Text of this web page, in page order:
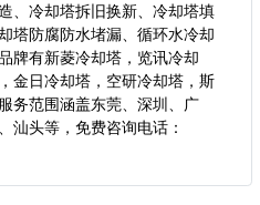
、冷却塔拆旧换新、冷却塔填
塔防腐防水堵漏、循环水冷却
牌有新菱冷却塔，览讯冷却
金日冷却塔，空研冷却塔，斯
务范围涵盖东莞、深圳、广
汕头等， 免费咨询电话：